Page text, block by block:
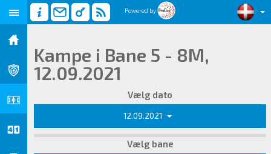
Powered by
Kampe i Bane 5 - 8M,
12.09.2021
Vælg dato
12.09.2021
Vælg bane